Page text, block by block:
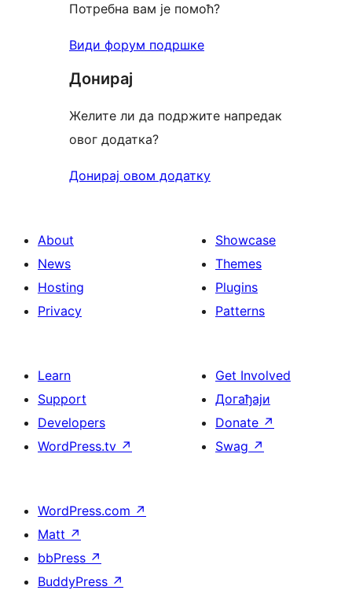
Потребна вам је помоћ?
Види форум подршке
Донирај
Желите ли да подржите напредак
овог додатка?
Донирај овом додатку
About
News
Hosting
Privacy
Showcase
Themes
Plugins
Patterns
Learn
Support
Developers
WordPress.tv ↗
Get Involved
Догађаји
Donate ↗
Swag ↗
WordPress.com ↗
Matt ↗
bbPress ↗
BuddyPress ↗